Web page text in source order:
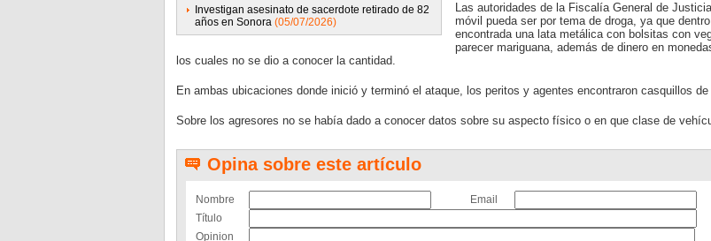
Investigan asesinato de sacerdote retirado de 82
años en Sonora (05/07/2026)
Las autoridades de la Fiscalía General de
móvil pueda ser por tema de droga, ya que
encontrada una lata metálica con bolsitas con
parecer mariguana, además de dinero en
los cuales no se dio a conocer la cantidad.
En ambas ubicaciones donde inició y terminó el ataque, los peritos y agentes encontraron casquillos
Sobre los agresores no se había dado a conocer datos sobre su aspecto físico o en que clase de
Opina sobre este artículo
Nombre
Email
Título
Opinion